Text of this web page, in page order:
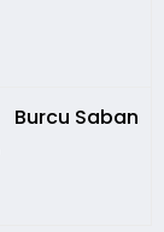
Burcu Saban